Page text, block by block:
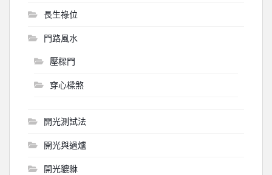
長生祿位
門路風水
壓樑門
穿心樑煞
開光測試法
開光與過爐
開光貔貅